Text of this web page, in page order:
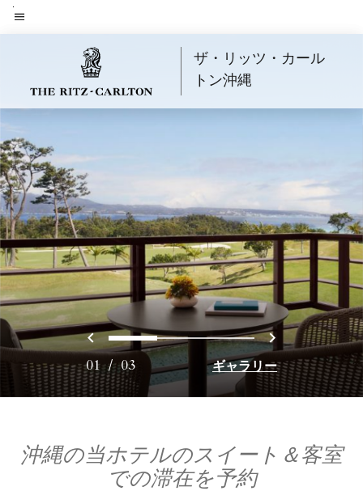
Skip
toメニューのテキスト
ザ・リッツ・カール
トン沖縄
戻る0 1 2 次へ
01/03 ギャラリー
沖縄の当ホテルのスイート＆客室
での滞在を予約